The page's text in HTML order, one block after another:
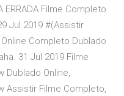
ERRADA Filme Completo
Jul 2019 #(Assistir
Completo Dublado
31 Jul 2019 Filme
Dublado Online,
Assistir Filme Completo,